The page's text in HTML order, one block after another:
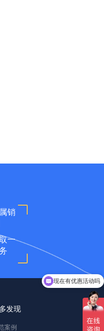
销
一
发现
案例
现在有优惠活动吗